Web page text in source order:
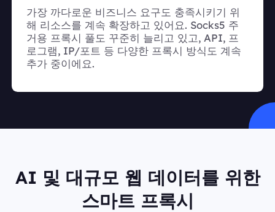
가장 까다로운 비즈니스 요구도 충족시키기 위
해 리소스를 계속 확장하고 있어요. Socks5 주
거용 프록시 풀도 꾸준히 늘리고 있고, API, 프
로그램, IP/포트 등 다양한 프록시 방식도 계속
추가 중이에요.
AI 및 대규모 웹 데이터를 위한
스마트 프록시